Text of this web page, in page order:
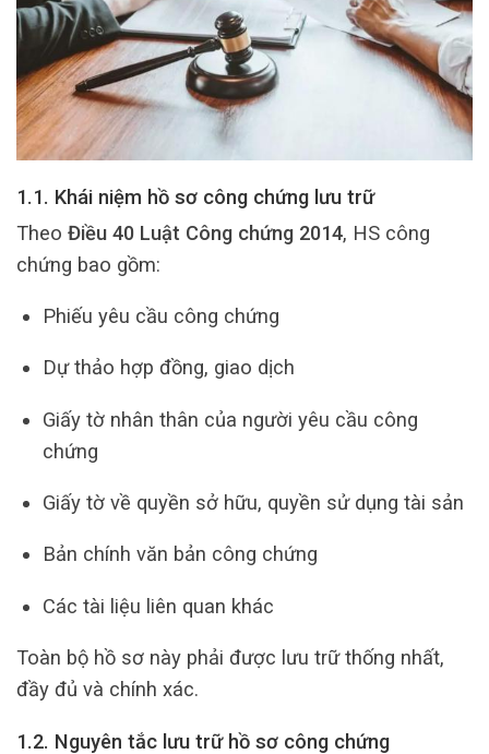
1.1. Khái niệm hồ sơ công chứng lưu trữ
Theo Điều 40 Luật Công chứng 2014, HS công
chứng bao gồm:
Phiếu yêu cầu công chứng
Dự thảo hợp đồng, giao dịch
Giấy tờ nhân thân của người yêu cầu công
chứng
Giấy tờ về quyền sở hữu, quyền sử dụng tài sản
Bản chính văn bản công chứng
Các tài liệu liên quan khác
Toàn bộ hồ sơ này phải được lưu trữ thống nhất,
đầy đủ và chính xác.
1.2. Nguyên tắc lưu trữ hồ sơ công chứng